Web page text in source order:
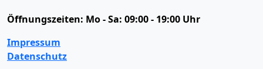
Öffnungszeiten: Mo - Sa: 09:00 - 19:00 Uhr
Impressum
Datenschutz